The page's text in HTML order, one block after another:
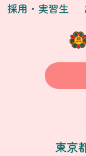
採用・実習生
東京